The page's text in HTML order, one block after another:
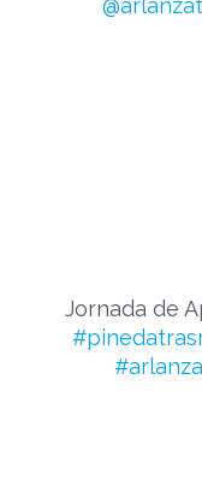
Jornada de
#arlanza